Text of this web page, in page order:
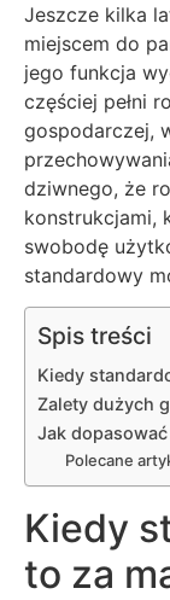
Jeszcze kilka
miejscem do
jego funkcja
częściej pełni
gospodarczej,
dziwnego, że
konstrukcjami,
swobodę
standardowy
Spis treści
Kiedy
Zalety dużych
Jak
Polecane
Kiedy
to za